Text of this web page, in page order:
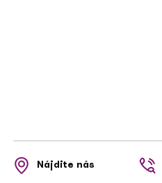
Nájdite nás